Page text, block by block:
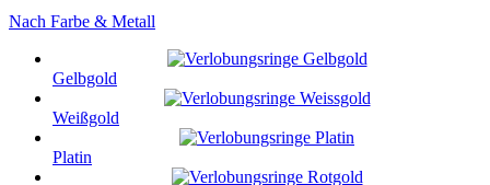
Nach Farbe & Metall
Gelbgold
Weißgold
Platin